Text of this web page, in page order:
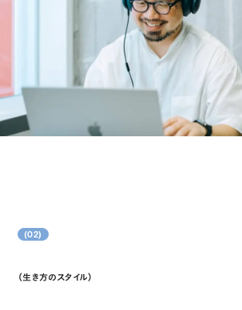
(02)
（生き方のスタイル）